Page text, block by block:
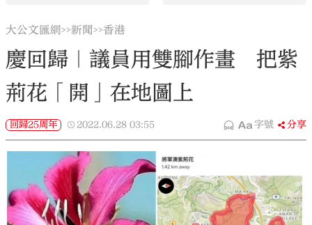
大公文匯網>>新聞>>香港
慶回歸｜議員用雙腳作畫 把紫
荊花「開」在地圖上
回歸25周年 2022.06.28 03:55 字號 分享